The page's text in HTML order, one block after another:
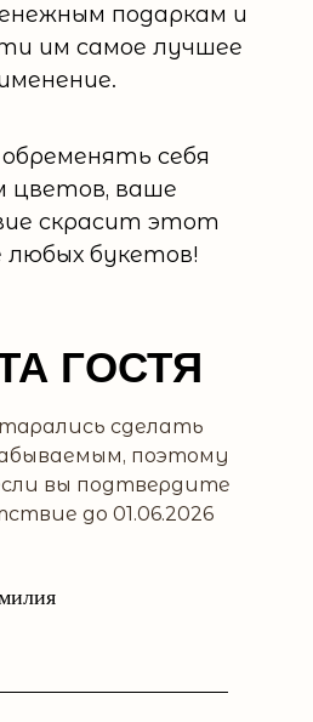
подаркам и
им самое лучшее
себя
цветов, ваше
скрасит этот
любых букетов!
ГОСТЯ
сделать
поэтому
вы подтвердите
до 01.06.2026